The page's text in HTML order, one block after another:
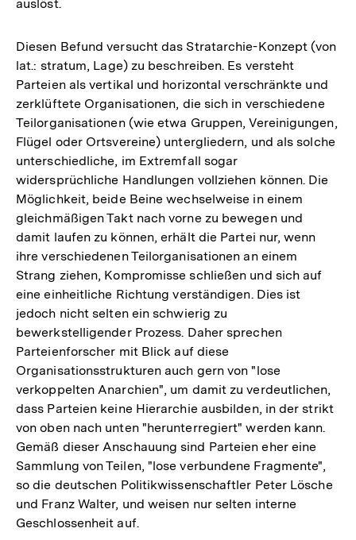
auslöst.
Diesen Befund versucht das Stratarchie-Konzept (von
lat.: stratum, Lage) zu beschreiben. Es versteht
Parteien als vertikal und horizontal verschränkte und
zerklüftete Organisationen, die sich in verschiedene
Teilorganisationen (wie etwa Gruppen, Vereinigungen,
Flügel oder Ortsvereine) untergliedern, und als solche
unterschiedliche, im Extremfall sogar
widersprüchliche Handlungen vollziehen können. Die
Möglichkeit, beide Beine wechselweise in einem
gleichmäßigen Takt nach vorne zu bewegen und
damit laufen zu können, erhält die Partei nur, wenn
ihre verschiedenen Teilorganisationen an einem
Strang ziehen, Kompromisse schließen und sich auf
eine einheitliche Richtung verständigen. Dies ist
jedoch nicht selten ein schwierig zu
bewerkstelligender Prozess. Daher sprechen
Parteienforscher mit Blick auf diese
Organisationsstrukturen auch gern von "lose
verkoppelten Anarchien", um damit zu verdeutlichen,
dass Parteien keine Hierarchie ausbilden, in der strikt
von oben nach unten "herunterregiert" werden kann.
Gemäß dieser Anschauung sind Parteien eher eine
Sammlung von Teilen, "lose verbundene Fragmente",
so die deutschen Politikwissenschaftler Peter Lösche
und Franz Walter, und weisen nur selten interne
Geschlossenheit auf.